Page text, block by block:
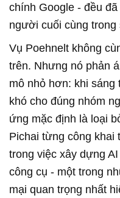
chính Google - đều
người cuối cùng trong
Vụ Poehnelt không
trên. Nhưng nó phản
mô nhỏ hơn: khi sáng
khó cho đúng nhóm
ứng mặc định là loại
Pichai từng công khai
trong việc xây dựng
công cụ - một trong
mại quan trọng nhất